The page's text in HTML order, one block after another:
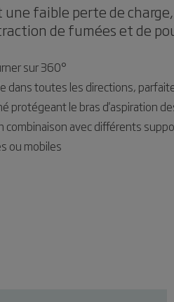
faible perte de
de fumées et de
sur 360°
dans toutes les directions,
protégeant le bras d'aspiration
avec différents
ou mobiles